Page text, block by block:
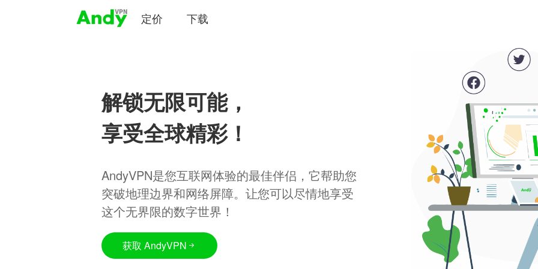
定价 下载
解锁无限可能，
享受全球精彩！
AndyVPN是您互联网体验的最佳伴侣，它帮助您
突破地理边界和网络屏障。让您可以尽情地享受
这个无界限的数字世界！
获取 AndyVPN